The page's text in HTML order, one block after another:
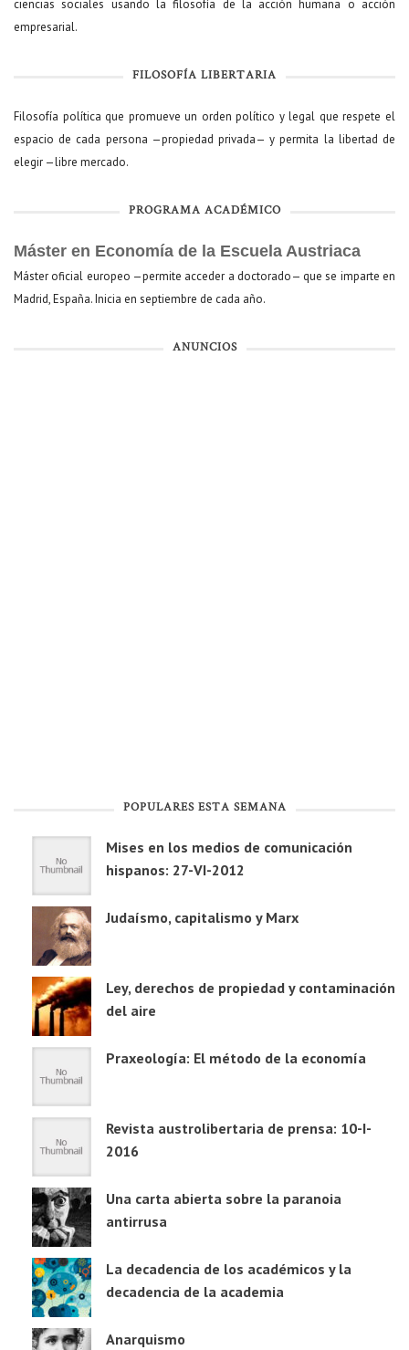
ciencias sociales usando la filosofía de la acción humana o acción
empresarial.
FILOSOFÍA LIBERTARIA
Filosofía política que promueve un orden político y legal que respete el
espacio de cada persona —propiedad privada— y permita la libertad de
elegir —libre mercado.
PROGRAMA ACADÉMICO
Máster en Economía de la Escuela Austriaca
Máster oficial europeo —permite acceder a doctorado— que se imparte en
Madrid, España. Inicia en septiembre de cada año.
ANUNCIOS
POPULARES ESTA SEMANA
Mises en los medios de comunicación
hispanos: 27-VI-2012
Judaísmo, capitalismo y Marx
Ley, derechos de propiedad y contaminación
del aire
Praxeología: El método de la economía
Revista austrolibertaria de prensa: 10-I-
2016
Una carta abierta sobre la paranoia
antirrusa
La decadencia de los académicos y la
decadencia de la academia
Anarquismo